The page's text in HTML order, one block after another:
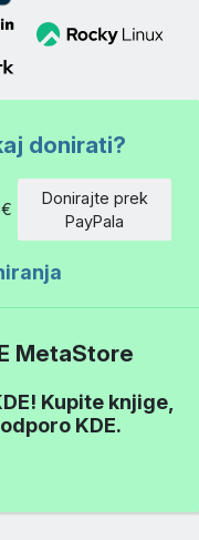
donirati?
€
Donirajte prek
PayPala
MetaStore
Kupite knjige,
KDE.